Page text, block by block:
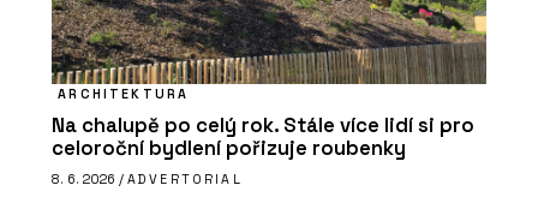
ARCHITEKTURA
Na chalupě po celý rok. Stále více lidí si pro
celoroční bydlení pořizuje roubenky
8. 6. 2026 / ADVERTORIAL